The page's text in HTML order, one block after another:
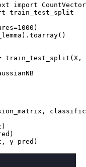
import
train_test_split
train_test_split(X,